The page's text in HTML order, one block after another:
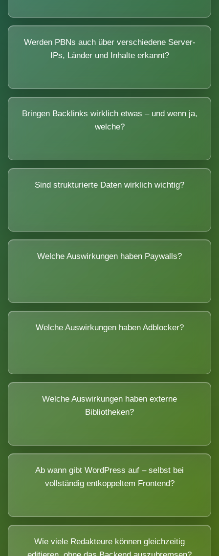
Werden PBNs auch über verschiedene Server-
IPs, Länder und Inhalte erkannt?
Bringen Backlinks wirklich etwas – und wenn ja,
welche?
Sind strukturierte Daten wirklich wichtig?
Welche Auswirkungen haben Paywalls?
Welche Auswirkungen haben Adblocker?
Welche Auswirkungen haben externe
Bibliotheken?
Ab wann gibt WordPress auf – selbst bei
vollständig entkoppeltem Frontend?
Wie viele Redakteure können gleichzeitig